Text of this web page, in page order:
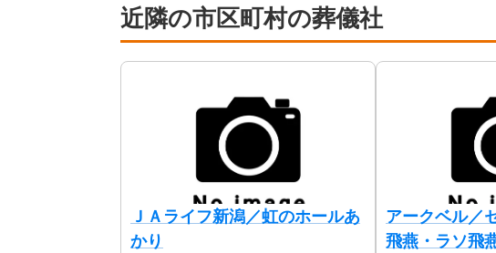
近隣の市区町村の葬儀社
ＪＡライフ新潟／虹のホールあ
かり
アークベル／
飛燕・ラソ飛